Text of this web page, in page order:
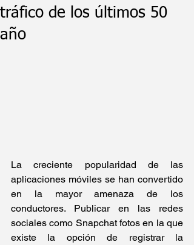
tráfico de los últimos 50
año
La creciente popularidad de las
aplicaciones móviles se han convertido
en la mayor amenaza de los
conductores. Publicar en las redes
sociales como Snapchat fotos en la que
existe la opción de registrar la